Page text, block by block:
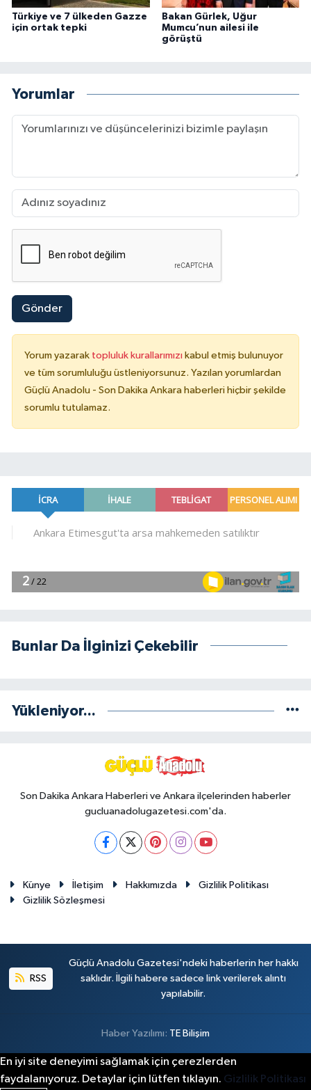
Türkiye ve 7 ülkeden Gazze
için ortak tepki
Bakan Gürlek, Uğur
Mumcu’nun ailesi ile
görüştü
Yorumlar
Gönder
Yorum yazarak topluluk kurallarımızı kabul etmiş bulunuyor
ve tüm sorumluluğu üstleniyorsunuz. Yazılan yorumlardan
Güçlü Anadolu - Son Dakika Ankara haberleri hiçbir şekilde
sorumlu tutulamaz.
Bunlar Da İlginizi Çekebilir
Yükleniyor...
Son Dakika Ankara Haberleri ve Ankara ilçelerinden haberler
gucluanadolugazetesi.com'da.
Künye İletişim Hakkımızda
Gizlilik Politikası
Gizlilik Sözleşmesi
RSS
Güçlü Anadolu Gazetesi'ndeki haberlerin her hakkı
saklıdır. İlgili habere sadece link verilerek alıntı
yapılabilir.
Haber Yazılımı: TE Bilişim
En iyi site deneyimi sağlamak için çerezlerden
faydalanıyoruz. Detaylar için lütfen tıklayın. Gizlilik Politikası